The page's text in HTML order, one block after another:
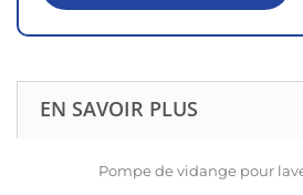
EN SAVOIR PLUS
Pompe de vidange pour